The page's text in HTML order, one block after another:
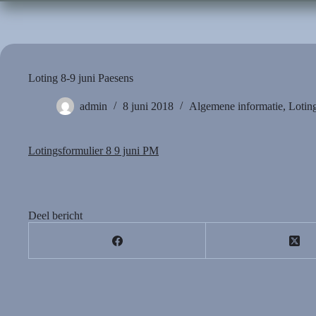
Loting 8-9 juni Paesens
admin 8 juni 2018 Algemene informatie,
Lotingsformulier 8 9 juni PM
Deel bericht